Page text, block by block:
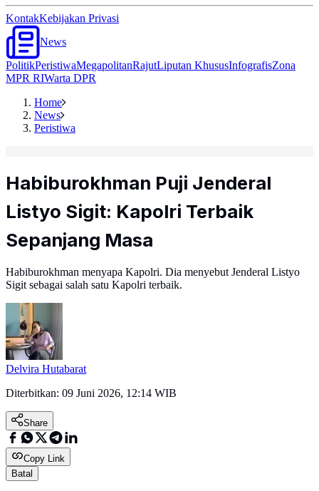
KontakKebijakan Privasi
News
PolitikPeristiwaMegapolitanRajutLiputan KhususInfografisZona
MPR RIWarta DPR
Home
News
Peristiwa
Habiburokhman Puji Jenderal
Listyo Sigit: Kapolri Terbaik
Sepanjang Masa
Habiburokhman menyapa Kapolri. Dia menyebut Jenderal Listyo
Sigit sebagai salah satu Kapolri terbaik.
Delvira Hutabarat
Diterbitkan: 09 Juni 2026, 12:14 WIB
Share
Copy Link
Batal